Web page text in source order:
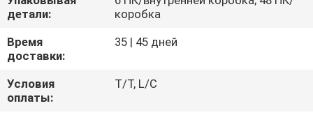
СВЯЖИТЕСЬ
МЫ
БЛОГ
детали:
коробка
Время
доставки:
35 | 45 дней
Условия
оплаты:
T/T, L/C